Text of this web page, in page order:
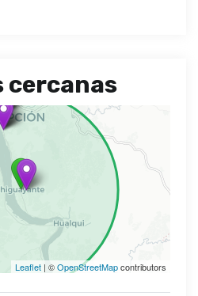
cercanas
Leaflet | ©OpenStreetMapcontributors